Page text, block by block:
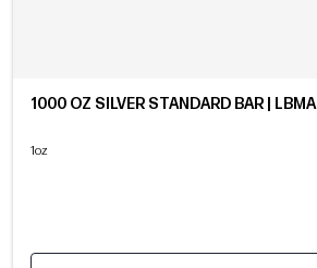
1000 OZ SILVER STANDARD BAR | LBMA
1oz